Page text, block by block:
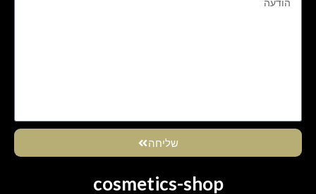
שליחה
cosmetics-shop